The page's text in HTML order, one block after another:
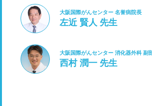
大阪国際がんセンター 名誉病院長
左近 賢人 先生
大阪国際がんセンター 消化器外科 副
西村 潤一 先生